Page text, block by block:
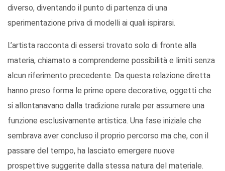
diverso, diventando il punto di partenza di una
sperimentazione priva di modelli ai quali ispirarsi.
L’artista racconta di essersi trovato solo di fronte alla
materia, chiamato a comprenderne possibilità e limiti senza
alcun riferimento precedente. Da questa relazione diretta
hanno preso forma le prime opere decorative, oggetti che
si allontanavano dalla tradizione rurale per assumere una
funzione esclusivamente artistica. Una fase iniziale che
sembrava aver concluso il proprio percorso ma che, con il
passare del tempo, ha lasciato emergere nuove
prospettive suggerite dalla stessa natura del materiale.